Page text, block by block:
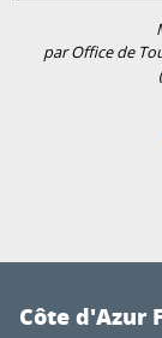
par Office de
Côte d'Azur